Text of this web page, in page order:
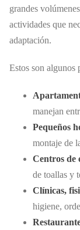
grandes
actividades que
adaptación.
Estos son algunos
manejan
Pequeños
montaje de
Centros de
de toallas y
Clínicas,
higiene,